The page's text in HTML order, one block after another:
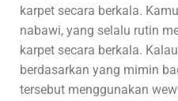
karpet secara berkala.
nabawi, yang selalu rutin
karpet secara berkala.
berdasarkan yang mimin
tersebut menggunakan